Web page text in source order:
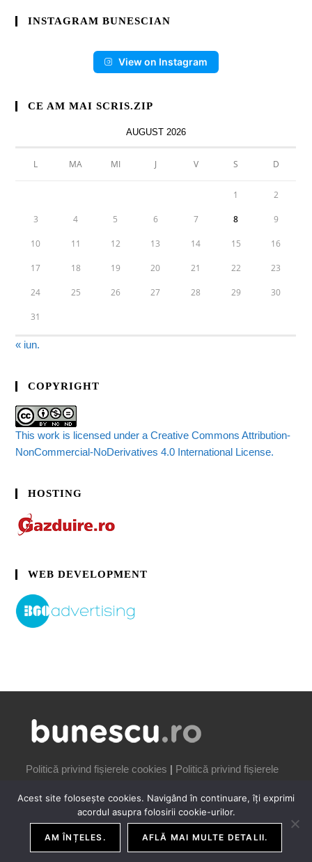
INSTAGRAM BUNESCIAN
View on Instagram
CE AM MAI SCRIS.ZIP
AUGUST 2026
L MA MI J V S D
1 2
3 4 5 6 7 8 9
10 11 12 13 14 15 16
17 18 19 20 21 22 23
24 25 26 27 28 29 30
31
« iun.
COPYRIGHT
This work is licensed under a Creative Commons Attribution-
NonCommercial-NoDerivatives 4.0 International License.
HOSTING
WEB DEVELOPMENT
Politică privind fișierele cookies | Politică privind fișierele
COPYRIGHT IONUȚ BUNESCU | 2006-2026
Acest site folosește cookies. Navigând în continuare, îți exprimi
acordul asupra folosirii cookie-urilor.
AM ÎNȚELES. AFLĂ MAI MULTE DETALII.